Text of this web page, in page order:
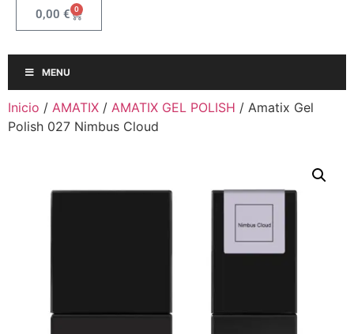
0,00 € 0
MENU
Inicio / AMATIX / AMATIX GEL POLISH / Amatix Gel
Polish 027 Nimbus Cloud